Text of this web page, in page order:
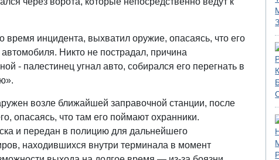
инцидента, выхватил оружие, опасаясь, что его
Никто не пострадал, причина
- палестинец угнал авто, собирался его перегнать в
возле ближайшей заправочной станции, после
опасаясь, что там его поймают охранники.
и передан в полицию для дальнейшего
находившихся внутри терминала в момент